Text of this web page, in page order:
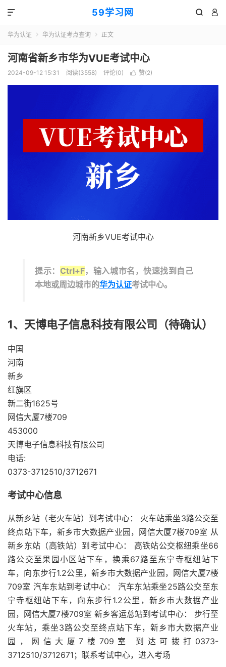
59学习网  

华为认证  华为认证考点查询  正文
河南省新乡市华为VUE考试中心
2024-09-12 15:31 阅读(3558) 评论(0)  赞(2)
河南新乡VUE考试中心
提示： Ctrl+F，输入城市名，快速找到自己
本地或周边城市的华为认证考试中心。
1、天博电子信息科技有限公司（待确认）
中国
河南
新乡
红旗区
新二街1625号
网信大厦7楼709
453000
天博电子信息科技有限公司
电话:
0373-3712510/3712671
考试中心信息
从新乡站（老火车站）到考试中心： 火车站乘坐3路公交至
终点站下车，新乡市大数据产业园，网信大厦7楼709室 从
新乡东站（高铁站）到考试中心： 高铁站公交枢纽乘坐66
路公交至果园小区站下车，换乘67路至东宁寺枢纽站下
车，向东步行1.2公里，新乡市大数据产业园，网信大厦7楼
709室 汽车东站到考试中心： 汽车东站乘坐25路公交至东
宁寺枢纽站下车，向东步行1.2公里，新乡市大数据产业
园，网信大厦7楼709室 新乡客运总站到考试中心： 步行至
火车站，乘坐3路公交至终点站下车，新乡市大数据产业
园，网信大厦7楼709室 到达可拨打0373-
3712510/3712671；联系考试中心，进入考场